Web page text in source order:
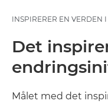
INSPIRERER EN VERDEN
Det
Målet med det